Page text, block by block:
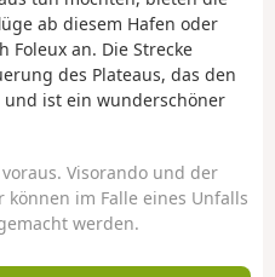
ab diesem Hafen oder
Foleux an. Die Strecke
des Plateaus, das den
ist ein wunderschöner
Visorando und der
im Falle eines Unfalls
werden.